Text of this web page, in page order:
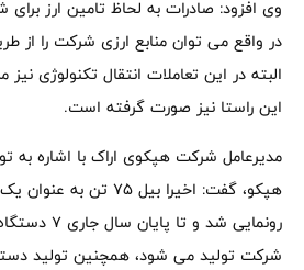
وی افزود: صادرات به لحاظ تامین ارز
در واقع می توان منابع ارزی شرکت را از
البته در این تعاملات انتقال تکنولوژی
این راستا نیز صورت گرفته است.
مدیرعامل شرکت هپکوی اراک با اشاره به
هپکو، گفت: اخیرا بیل
رونمایی شد و
شرکت تولید می شود، همچنین تولید